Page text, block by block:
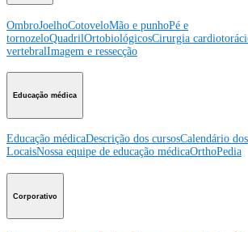
OmbroJoelhoCotoveloMão e punhoPé e
tornozeloQuadrilOrtobiológicosCirurgia
vertebralImagem e ressecção
Educação médica
Educação médicaDescrição dos cursosCalendário
LocaisNossa equipe de educação médicaOrthoPedia
Corporativo